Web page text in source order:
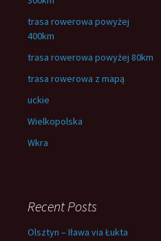
trasa rowerowa powyżej
400km
trasa rowerowa powyżej 80km
trasa rowerowa z mapą
uckie
Wielkopolska
Wkra
Recent Posts
Olsztyn – Iława via Łukta